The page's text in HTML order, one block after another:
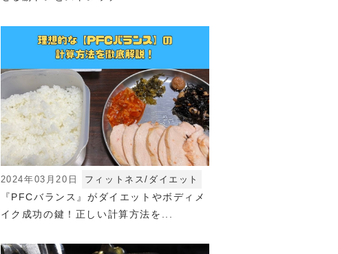
2024年03月20日 フィットネス/ダイエット
『PFCバランス』がダイエットやボディメ
イク成功の鍵！正しい計算方法を...